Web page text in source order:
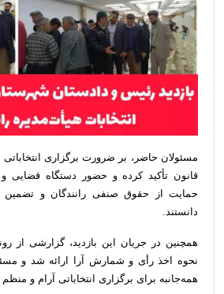
مسئولان حاضر، بر ضرورت برگزاری
قانون تأکید کرده و حضور دستگاه قضایی
حمایت از حقوق صنفی رانندگان و تضمین
دانستند.
همچنین در جریان این بازدید، گزارشی از
نحوه اخذ رأی و شمارش آرا ارائه شد و
همه‌جانبه برای برگزاری انتخاباتی آرام و منظم